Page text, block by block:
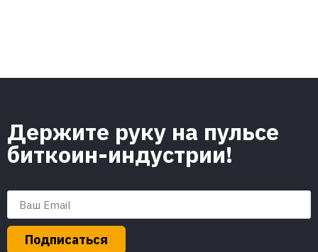
Держите руку на пульсе
биткоин-индустрии!
Подписаться